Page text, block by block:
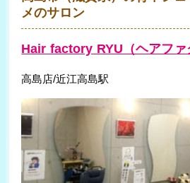
メのサロン
Hair factory RYU（ヘアファ
高島店/近江高島駅